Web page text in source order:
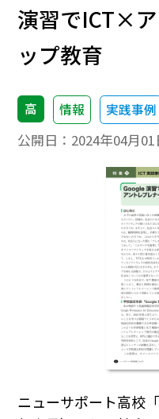
演習でICT×
ップ教育
高 情報 実践事例
公開日： 2024年04月01
ニューサポート高校